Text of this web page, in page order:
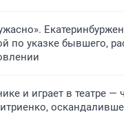
по указке бывшего,
и играет в театре —